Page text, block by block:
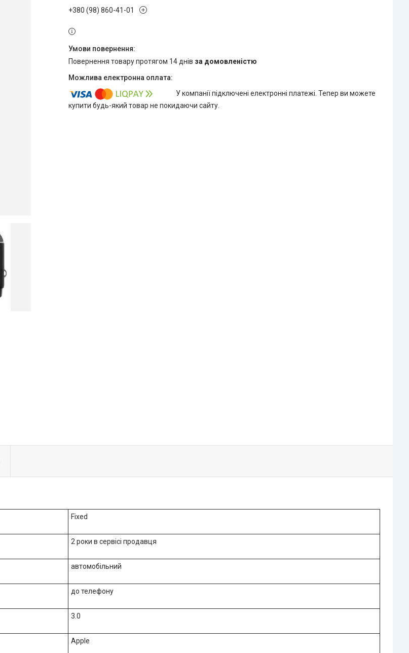
+380 (98) 860-41-01
повернення товару протягом 14 днів за домовленістю
У компанії підключені електронні платежі. Тепер ви можете
купити будь-який товар не покидаючи сайту.
Fixed
2 роки в сервісі продавця
автомобільний
до телефону
3.0
Apple